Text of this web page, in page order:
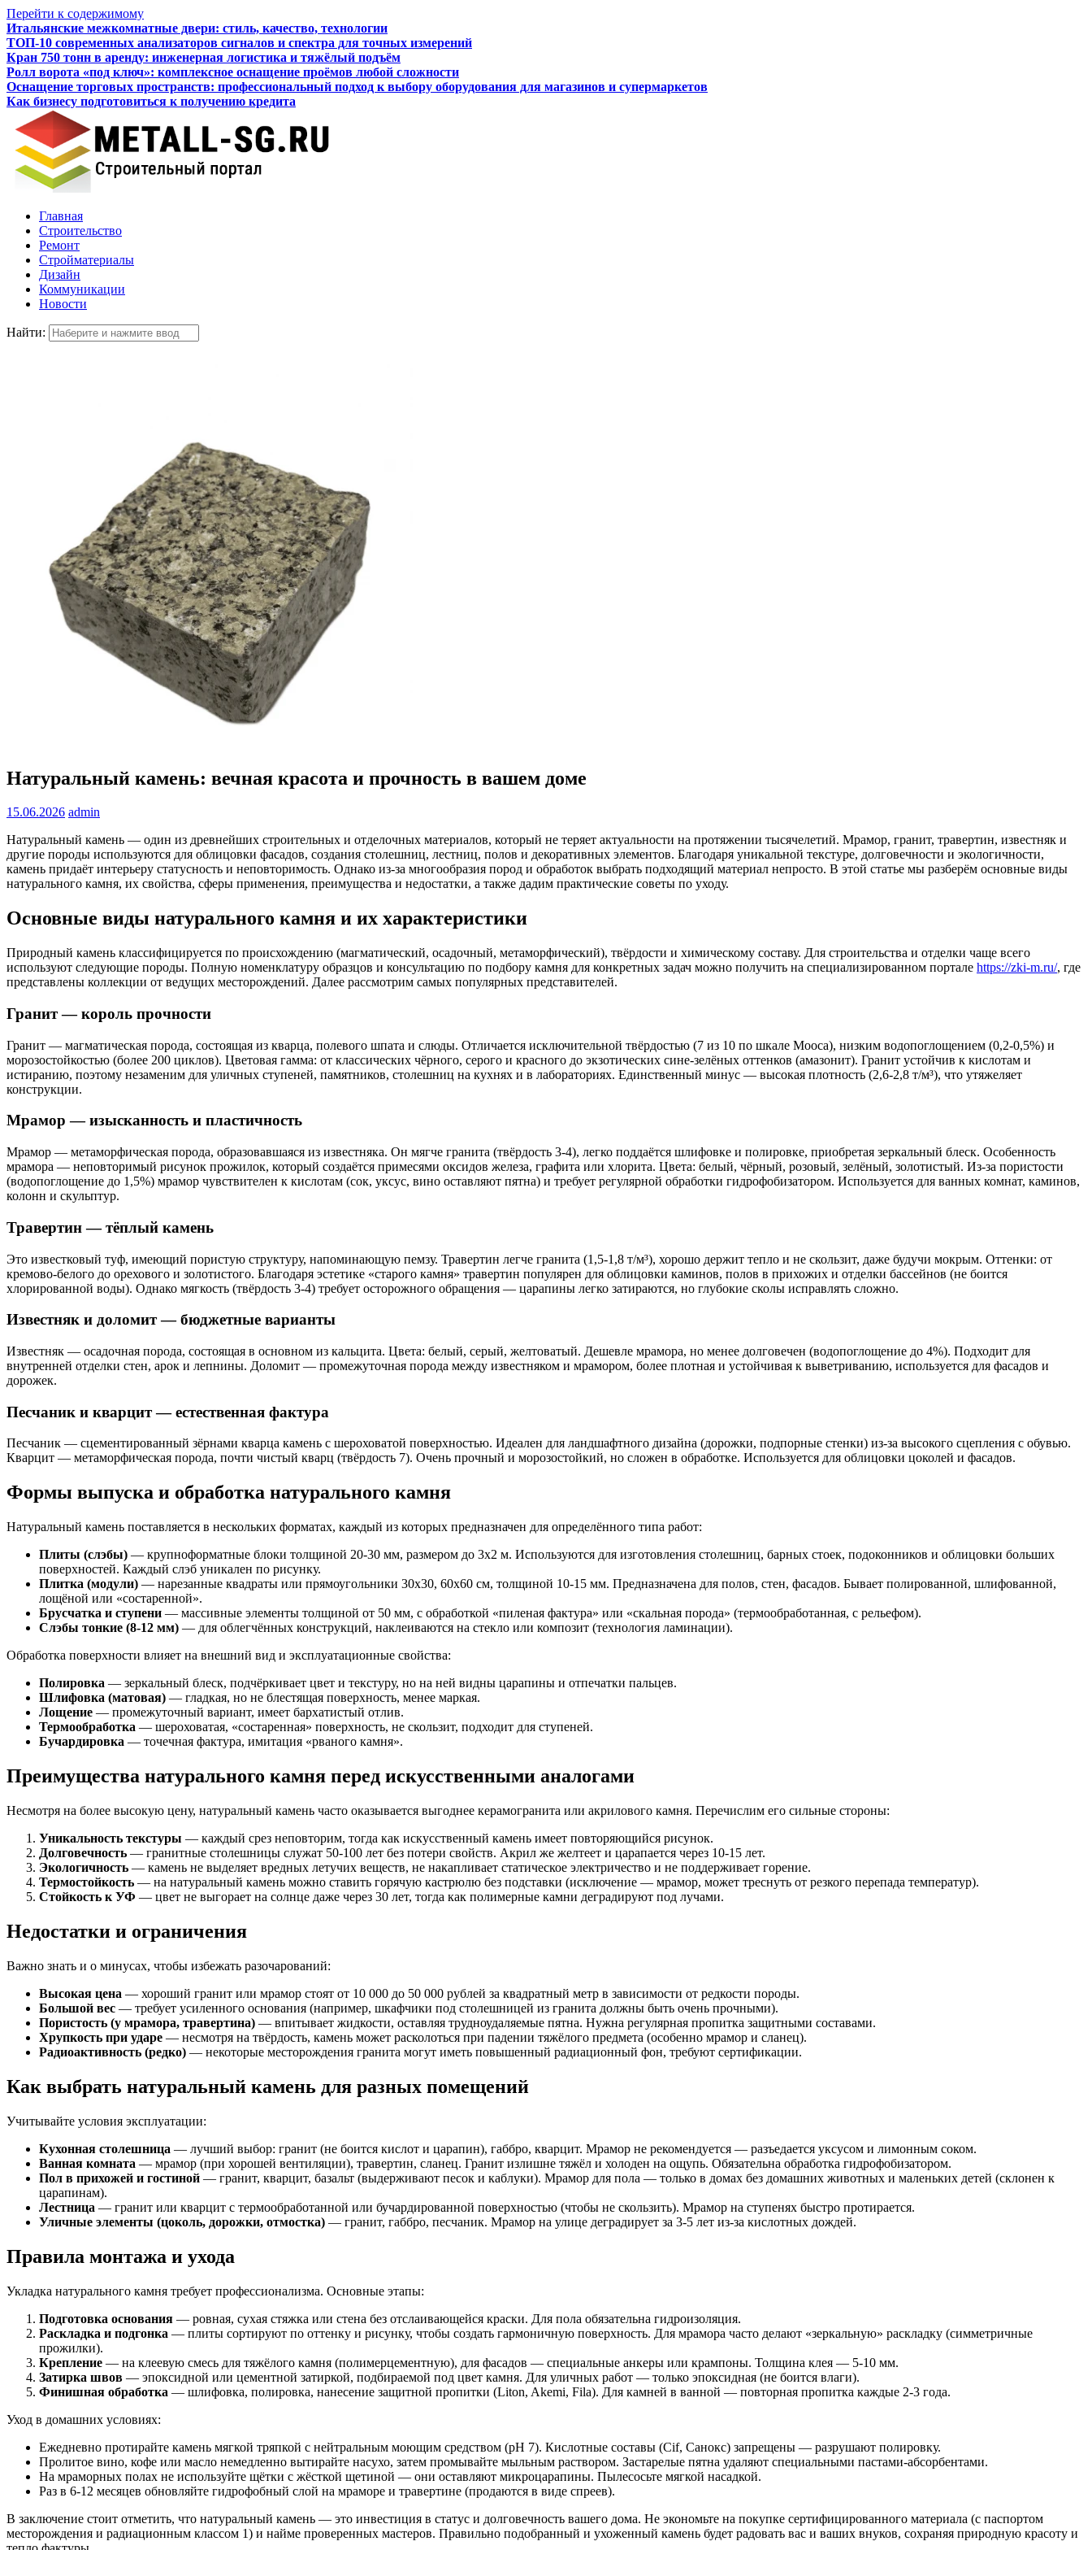
Перейти к содержимому
Итальянские межкомнатные двери: стиль, качество, технологии
ТОП-10 современных анализаторов сигналов и спектра для точных измерений
Кран 750 тонн в аренду: инженерная логистика и тяжёлый подъём
Ролл ворота «под ключ»: комплексное оснащение проёмов любой сложности
Оснащение торговых пространств: профессиональный подход к выбору оборудования для магазинов и супермаркетов
Как бизнесу подготовиться к получению кредита
Главная
Строительство
Ремонт
Стройматериалы
Дизайн
Коммуникации
Новости
Найти:
Натуральный камень: вечная красота и прочность в вашем доме
15.06.2026 admin
Натуральный камень — один из древнейших строительных и отделочных материалов, который не теряет актуальности на протяжении тысячелетий. Мрамор, гранит, травертин, известняк и
другие породы используются для облицовки фасадов, создания столешниц, лестниц, полов и декоративных элементов. Благодаря уникальной текстуре, долговечности и экологичности,
камень придаёт интерьеру статусность и неповторимость. Однако из-за многообразия пород и обработок выбрать подходящий материал непросто. В этой статье мы разберём основные виды
натурального камня, их свойства, сферы применения, преимущества и недостатки, а также дадим практические советы по уходу.
Основные виды натурального камня и их характеристики
Природный камень классифицируется по происхождению (магматический, осадочный, метаморфический), твёрдости и химическому составу. Для строительства и отделки чаще всего
используют следующие породы. Полную номенклатуру образцов и консультацию по подбору камня для конкретных задач можно получить на специализированном портале https://zki-m.ru/, где
представлены коллекции от ведущих месторождений. Далее рассмотрим самых популярных представителей.
Гранит — король прочности
Гранит — магматическая порода, состоящая из кварца, полевого шпата и слюды. Отличается исключительной твёрдостью (7 из 10 по шкале Мооса), низким водопоглощением (0,2-0,5%) и
морозостойкостью (более 200 циклов). Цветовая гамма: от классических чёрного, серого и красного до экзотических сине-зелёных оттенков (амазонит). Гранит устойчив к кислотам и
истиранию, поэтому незаменим для уличных ступеней, памятников, столешниц на кухнях и в лабораториях. Единственный минус — высокая плотность (2,6-2,8 т/м³), что утяжеляет
конструкции.
Мрамор — изысканность и пластичность
Мрамор — метаморфическая порода, образовавшаяся из известняка. Он мягче гранита (твёрдость 3-4), легко поддаётся шлифовке и полировке, приобретая зеркальный блеск. Особенность
мрамора — неповторимый рисунок прожилок, который создаётся примесями оксидов железа, графита или хлорита. Цвета: белый, чёрный, розовый, зелёный, золотистый. Из-за пористости
(водопоглощение до 1,5%) мрамор чувствителен к кислотам (сок, уксус, вино оставляют пятна) и требует регулярной обработки гидрофобизатором. Используется для ванных комнат, каминов,
колонн и скульптур.
Травертин — тёплый камень
Это известковый туф, имеющий пористую структуру, напоминающую пемзу. Травертин легче гранита (1,5-1,8 т/м³), хорошо держит тепло и не скользит, даже будучи мокрым. Оттенки: от
кремово-белого до орехового и золотистого. Благодаря эстетике «старого камня» травертин популярен для облицовки каминов, полов в прихожих и отделки бассейнов (не боится
хлорированной воды). Однако мягкость (твёрдость 3-4) требует осторожного обращения — царапины легко затираются, но глубокие сколы исправлять сложно.
Известняк и доломит — бюджетные варианты
Известняк — осадочная порода, состоящая в основном из кальцита. Цвета: белый, серый, желтоватый. Дешевле мрамора, но менее долговечен (водопоглощение до 4%). Подходит для
внутренней отделки стен, арок и лепнины. Доломит — промежуточная порода между известняком и мрамором, более плотная и устойчивая к выветриванию, используется для фасадов и
дорожек.
Песчаник и кварцит — естественная фактура
Песчаник — сцементированный зёрнами кварца камень с шероховатой поверхностью. Идеален для ландшафтного дизайна (дорожки, подпорные стенки) из-за высокого сцепления с обувью.
Кварцит — метаморфическая порода, почти чистый кварц (твёрдость 7). Очень прочный и морозостойкий, но сложен в обработке. Используется для облицовки цоколей и фасадов.
Формы выпуска и обработка натурального камня
Натуральный камень поставляется в нескольких форматах, каждый из которых предназначен для определённого типа работ:
Плиты (слэбы) — крупноформатные блоки толщиной 20-30 мм, размером до 3х2 м. Используются для изготовления столешниц, барных стоек, подоконников и облицовки больших
поверхностей. Каждый слэб уникален по рисунку.
Плитка (модули) — нарезанные квадраты или прямоугольники 30х30, 60х60 см, толщиной 10-15 мм. Предназначена для полов, стен, фасадов. Бывает полированной, шлифованной,
лощёной или «состаренной».
Брусчатка и ступени — массивные элементы толщиной от 50 мм, с обработкой «пиленая фактура» или «скальная порода» (термообработанная, с рельефом).
Слэбы тонкие (8-12 мм) — для облегчённых конструкций, наклеиваются на стекло или композит (технология ламинации).
Обработка поверхности влияет на внешний вид и эксплуатационные свойства:
Полировка — зеркальный блеск, подчёркивает цвет и текстуру, но на ней видны царапины и отпечатки пальцев.
Шлифовка (матовая) — гладкая, но не блестящая поверхность, менее маркая.
Лощение — промежуточный вариант, имеет бархатистый отлив.
Термообработка — шероховатая, «состаренная» поверхность, не скользит, подходит для ступеней.
Бучардировка — точечная фактура, имитация «рваного камня».
Преимущества натурального камня перед искусственными аналогами
Несмотря на более высокую цену, натуральный камень часто оказывается выгоднее керамогранита или акрилового камня. Перечислим его сильные стороны:
Уникальность текстуры — каждый срез неповторим, тогда как искусственный камень имеет повторяющийся рисунок.
Долговечность — гранитные столешницы служат 50-100 лет без потери свойств. Акрил же желтеет и царапается через 10-15 лет.
Экологичность — камень не выделяет вредных летучих веществ, не накапливает статическое электричество и не поддерживает горение.
Термостойкость — на натуральный камень можно ставить горячую кастрюлю без подставки (исключение — мрамор, может треснуть от резкого перепада температур).
Стойкость к УФ — цвет не выгорает на солнце даже через 30 лет, тогда как полимерные камни деградируют под лучами.
Недостатки и ограничения
Важно знать и о минусах, чтобы избежать разочарований:
Высокая цена — хороший гранит или мрамор стоят от 10 000 до 50 000 рублей за квадратный метр в зависимости от редкости породы.
Большой вес — требует усиленного основания (например, шкафчики под столешницей из гранита должны быть очень прочными).
Пористость (у мрамора, травертина) — впитывает жидкости, оставляя трудноудаляемые пятна. Нужна регулярная пропитка защитными составами.
Хрупкость при ударе — несмотря на твёрдость, камень может расколоться при падении тяжёлого предмета (особенно мрамор и сланец).
Радиоактивность (редко) — некоторые месторождения гранита могут иметь повышенный радиационный фон, требуют сертификации.
Как выбрать натуральный камень для разных помещений
Учитывайте условия эксплуатации:
Кухонная столешница — лучший выбор: гранит (не боится кислот и царапин), габбро, кварцит. Мрамор не рекомендуется — разъедается уксусом и лимонным соком.
Ванная комната — мрамор (при хорошей вентиляции), травертин, сланец. Гранит излишне тяжёл и холоден на ощупь. Обязательна обработка гидрофобизатором.
Пол в прихожей и гостиной — гранит, кварцит, базальт (выдерживают песок и каблуки). Мрамор для пола — только в домах без домашних животных и маленьких детей (склонен к
царапинам).
Лестница — гранит или кварцит с термообработанной или бучардированной поверхностью (чтобы не скользить). Мрамор на ступенях быстро протирается.
Уличные элементы (цоколь, дорожки, отмостка) — гранит, габбро, песчаник. Мрамор на улице деградирует за 3-5 лет из-за кислотных дождей.
Правила монтажа и ухода
Укладка натурального камня требует профессионализма. Основные этапы:
Подготовка основания — ровная, сухая стяжка или стена без отслаивающейся краски. Для пола обязательна гидроизоляция.
Раскладка и подгонка — плиты сортируют по оттенку и рисунку, чтобы создать гармоничную поверхность. Для мрамора часто делают «зеркальную» раскладку (симметричные
прожилки).
Крепление — на клеевую смесь для тяжёлого камня (полимерцементную), для фасадов — специальные анкеры или крампоны. Толщина клея — 5-10 мм.
Затирка швов — эпоксидной или цементной затиркой, подбираемой под цвет камня. Для уличных работ — только эпоксидная (не боится влаги).
Финишная обработка — шлифовка, полировка, нанесение защитной пропитки (Liton, Akemi, Fila). Для камней в ванной — повторная пропитка каждые 2-3 года.
Уход в домашних условиях:
Ежедневно протирайте камень мягкой тряпкой с нейтральным моющим средством (pH 7). Кислотные составы (Cif, Санокс) запрещены — разрушают полировку.
Пролитое вино, кофе или масло немедленно вытирайте насухо, затем промывайте мыльным раствором. Застарелые пятна удаляют специальными пастами-абсорбентами.
На мраморных полах не используйте щётки с жёсткой щетиной — они оставляют микроцарапины. Пылесосьте мягкой насадкой.
Раз в 6-12 месяцев обновляйте гидрофобный слой на мраморе и травертине (продаются в виде спреев).
В заключение стоит отметить, что натуральный камень — это инвестиция в статус и долговечность вашего дома. Не экономьте на покупке сертифицированного материала (с паспортом
месторождения и радиационным классом 1) и найме проверенных мастеров. Правильно подобранный и ухоженный камень будет радовать вас и ваших внуков, сохраняя природную красоту и